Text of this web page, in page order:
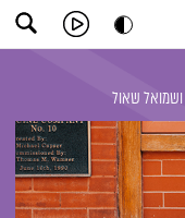
ושמואל שאול